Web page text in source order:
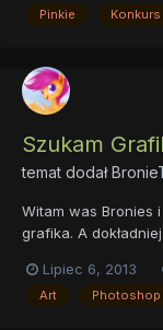
dominujący, tylko
Pinkie Konkurs
Szukam
temat dodał
Witam was Bronies
grafika. A
jestem amatorem
nagrywaniem itp ja
Lipiec 6, 2013
Art Photoshop